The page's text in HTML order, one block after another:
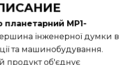
планетарний МР1-
інженерної думки в
та машинобудування.
продукт об'єднує